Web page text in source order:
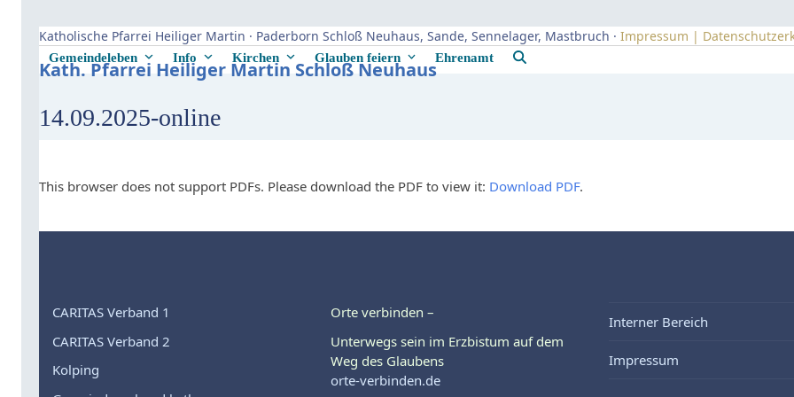
content
Katholische Pfarrei Heiliger Martin · Paderborn Schloß Neuhaus, Sande, Sennelager, Mastbruch · Impressum |
Kath. Pfarrei Heiliger Martin Schloß Neuhaus
Gemeindeleben Info Kirchen Glauben feiern Ehrenamt
14.09.2025-online
This browser does not support PDFs. Please download the PDF to view it: Download PDF.
CARITAS Verband 1
CARITAS Verband 2
Kolping
Orte verbinden –
Unterwegs sein im Erzbistum auf dem
Weg des Glaubens
orte-verbinden.de
Interner Bereich
Impressum